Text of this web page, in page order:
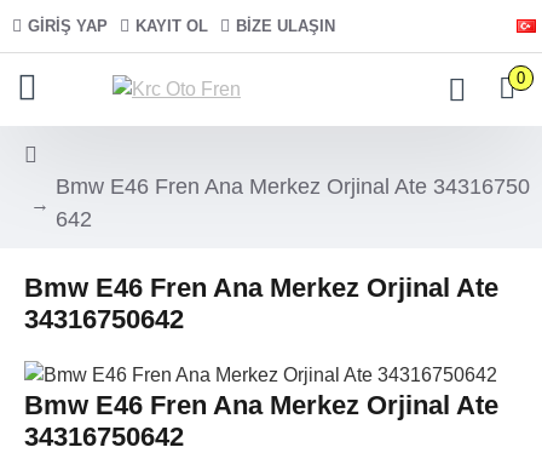
GIRIŞ YAP KAYIT OL BIZE ULAŞIN
0
Bmw E46 Fren Ana Merkez Orjinal Ate 34316750
642
Bmw E46 Fren Ana Merkez Orjinal Ate
34316750642
Bmw E46 Fren Ana Merkez Orjinal Ate
34316750642